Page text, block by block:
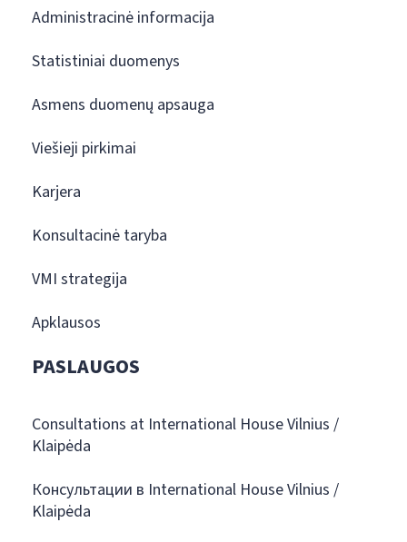
Administracinė informacija
Statistiniai duomenys
Asmens duomenų apsauga
Viešieji pirkimai
Karjera
Konsultacinė taryba
VMI strategija
Apklausos
PASLAUGOS
Consultations at International House Vilnius /
Klaipėda
Консультации в International House Vilnius /
Klaipėda